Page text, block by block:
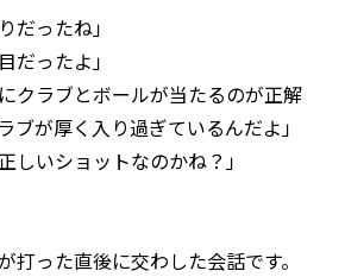
だったね」
だったよ」
クラブとボールが当たるのが正解
ブが厚く入り過ぎているんだよ」
しいショットなのかね？」
打った直後に交わした会話です。